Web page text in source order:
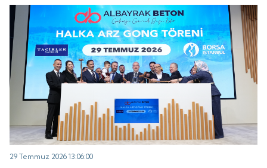
29 Temmuz 2026 13:06:00